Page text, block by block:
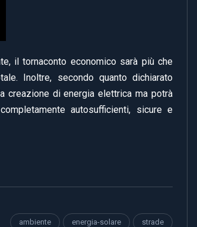
il tornaconto economico sarà più che
Inoltre, secondo quanto dichiarato
creazione di energia elettrica ma potrà
autosufficienti, sicure e
ambiente
energia-solare strade